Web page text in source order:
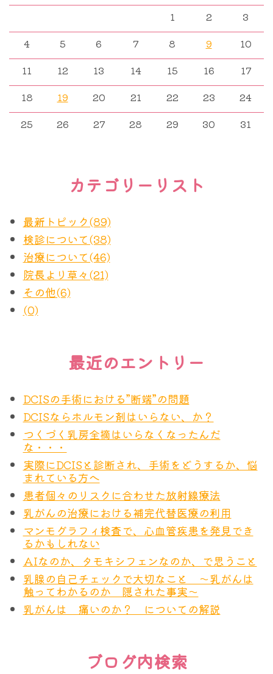
1
2
3
4
5 6 7 8 9
10
11
12 13 14 15 16
17
18
19 20 21 22 23
24
25
26 27 28 29 30 31
カテゴリーリスト
最新トピック(89)
検診について(38)
治療について(46)
院長より草々(21)
その他(6)
(0)
最近のエントリー
DCISの手術における”断端”の問題
DCISならホルモン剤はいらない、か？
つくづく乳房全摘はいらなくなったんだ
な・・・
実際にDCISと診断され、手術をどうするか、悩
まれている方へ
患者個々のリスクに合わせた放射線療法
乳がんの治療における補完代替医療の利用
マンモグラフィ検査で、心血管疾患を発見でき
るかもしれない
AIなのか、タモキシフェンなのか、で思うこと
乳腺の自己チェックで大切なこと ～乳がんは
触ってわかるのか 隠された事実～
乳がんは 痛いのか？ についての解説
ブログ内検索